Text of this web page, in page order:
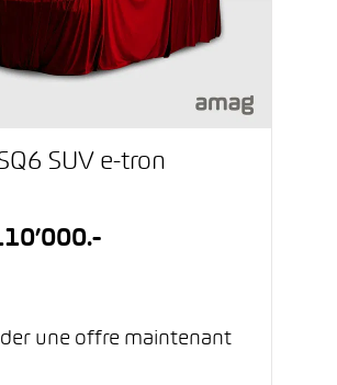
SUV e-tron
une offre maintenant